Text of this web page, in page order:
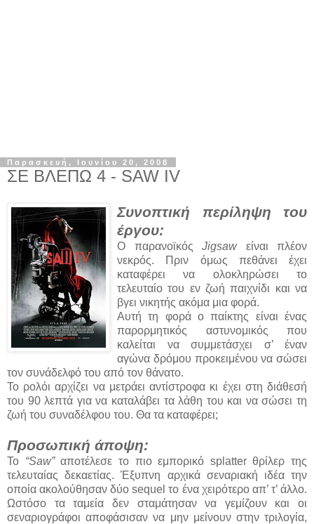
Παρασκευή, Ιουνίου 20, 2008
ΣΕ ΒΛΕΠΩ 4 - SAW IV
Συνοπτική περίληψη του
έργου:
Ο παρανοϊκός Jigsawείναι πλέον
νεκρός. Πριν όμως πεθάνει έχει
καταφέρει να ολοκληρώσει το
τελευταίο του εν ζωή παιχνίδι και να
βγει νικητής ακόμα μια φορά.
Αυτή τη φορά ο παίκτης είναι ένας
παρορμητικός αστυνομικός που
καλείται να συμμετάσχει σ’ έναν
αγώνα δρόμου προκειμένου να σώσει
τον συνάδελφό του από τον θάνατο.
Το ρολόι αρχίζει να μετράει αντίστροφα κι έχει στη διάθεσή
του 90 λεπτά για να καταλάβει τα λάθη του και να σώσει τη
ζωή του συναδέλφου του. Θα τα καταφέρει;
Προσωπική άποψη:
Το “Saw”αποτέλεσε το πιο εμπορικό splatter θρίλερ της
τελευταίας δεκαετίας. Έξυπνη αρχικά σεναριακή ιδέα την
οποία ακολούθησαν δύο sequel το ένα χειρότερο απ’ τ’ άλλο.
Ωστόσο τα ταμεία δεν σταμάτησαν να γεμίζουν και οι
σεναριογράφοι αποφάσισαν να μην μείνουν στην τριλογία,